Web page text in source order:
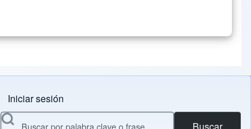
Menu do usuário
Iniciar sesión
Buscar